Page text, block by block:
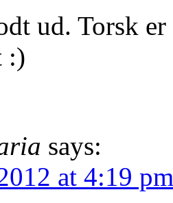
ud. Torsk
:)
says:
at 4:19 pm